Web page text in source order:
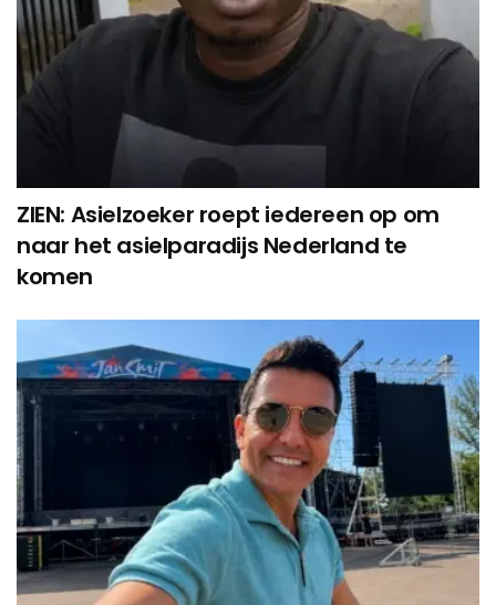
ZIEN: Asielzoeker roept iedereen op om
naar het asielparadijs Nederland te
komen